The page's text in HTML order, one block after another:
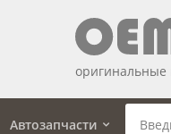
оригинальные
Автозапчасти